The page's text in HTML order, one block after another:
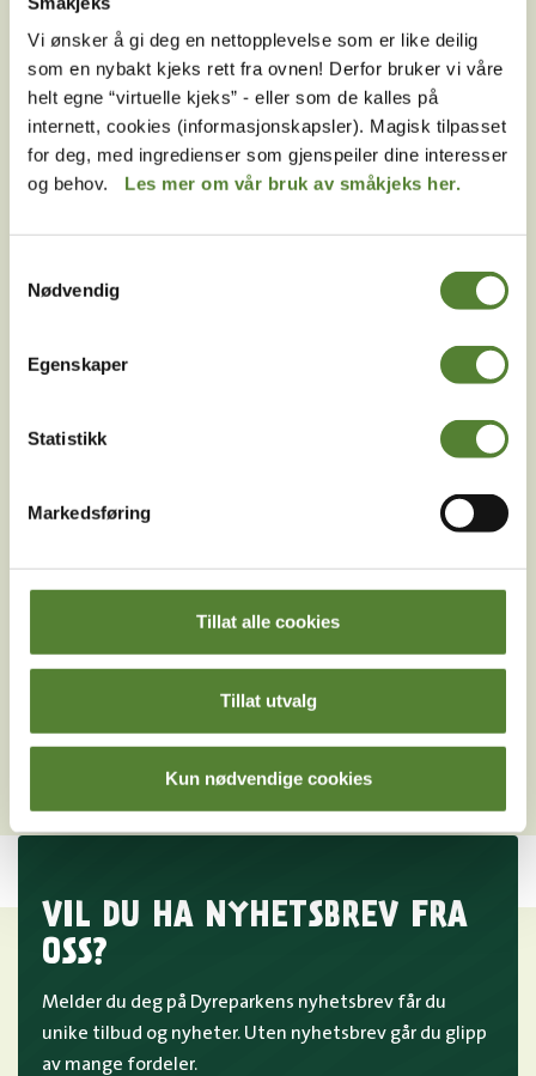
Vi ønsker å gi deg en nettopplevelse som er like deilig
som en nybakt kjeks rett fra ovnen! Derfor bruker vi våre
helt egne “virtuelle kjeks” - eller som de kalles på
internett, cookies (informasjonskapsler). Magisk tilpasset
for deg, med ingredienser som gjenspeiler dine interesser
og behov. Les mer om vår bruk av småkjeks her.
Nødvendig
Egenskaper
Statistikk
Markedsføring
Tillat alle cookies
Tillat utvalg
Kun nødvendige cookies
Hvilke køordninger finnes i Dyreparken?
Er Julius død?
Hvorfor er det ikke lov for voksne å gå utkledd som
pirat?
Kan jeg ta med akebrett i Dyreparken?
Kan jeg ha med hund eller andre kjæledyr i
Kan jeg leie oppbevaringsboks i Dyreparken?
Hvor er hittegods i Dyreparken?
Hvordan kommer jeg meg til Dyreparken?
VIL DU HA NYHETSBREV FRA
OSS?
Melder du deg på Dyreparkens nyhetsbrev får du
unike tilbud og nyheter. Uten nyhetsbrev går du glipp
av mange fordeler.